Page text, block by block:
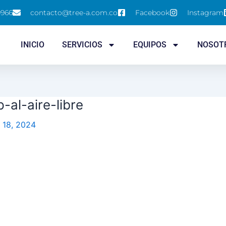
contacto@tree-a.com.co Facebook Instagram
INICIO SERVICIOS EQUIPOS
al-aire-libre
18, 2024